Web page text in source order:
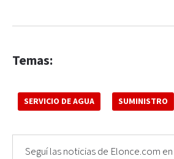
Temas:
SERVICIO DE AGUA SUMINISTRO
Seguí las noticias de Elonce.com